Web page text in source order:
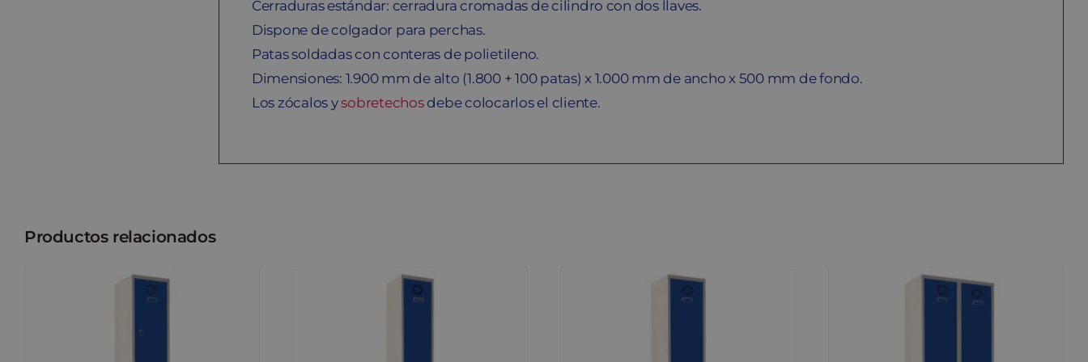
Cerraduras estándar: cerradura cromadas de cilindro con dos llaves.
Dispone de colgador para perchas.
Patas soldadas con conteras de polietileno.
Dimensiones: 1.900 mm de alto (1.800 + 100 patas) x 1.000 mm de ancho x 500 mm de fondo.
Los zócalos ysobretechosdebe colocarlos el cliente.
Productos relacionados